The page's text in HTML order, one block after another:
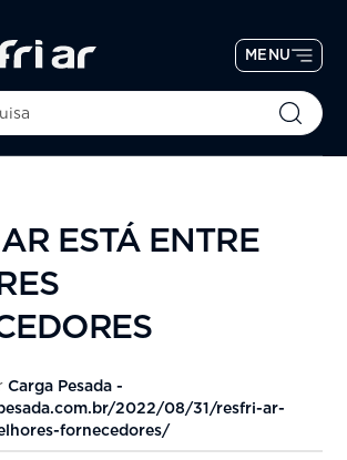
MENU
ESTÁ ENTRE
Carga Pesada -
2022/08/31/resfri-ar-
fornecedores/